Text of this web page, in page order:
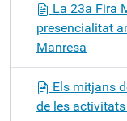
La 23a Fira
presencialitat
Manresa
Els mitjans
de les